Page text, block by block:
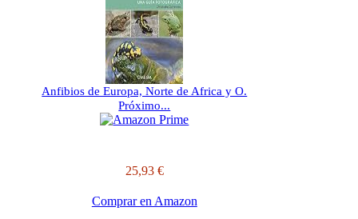
Anfibios de Europa, Norte de Africa y O.
Próximo...
25,93 €
Comprar en Amazon